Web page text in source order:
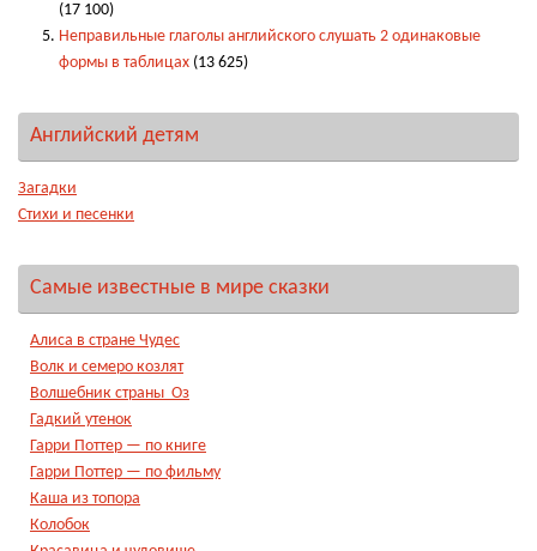
(17 100)
Неправильные глаголы английского слушать 2 одинаковые
формы в таблицах (13 625)
Английский детям
Загадки
Стихи и песенки
Самые известные в мире сказки
Алиса в стране Чудес
Волк и семеро козлят
Волшебник страны Оз
Гадкий утенок
Гарри Поттер — по книге
Гарри Поттер — по фильму
Каша из топора
Колобок